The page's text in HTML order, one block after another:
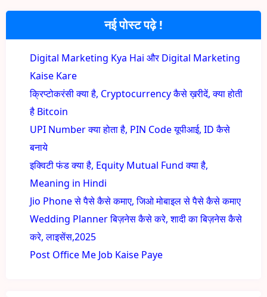
नई पोस्ट पढ़े !
Digital Marketing Kya Hai और Digital Marketing
Kaise Kare
क्रिप्टोकरंसी क्या है, Cryptocurrency कैसे ख़रीदें, क्या होती
है Bitcoin
UPI Number क्या होता है, PIN Code यूपीआई, ID कैसे
बनाये
इक्विटी फंड क्या है, Equity Mutual Fund क्या है,
Meaning in Hindi
Jio Phone से पैसे कैसे कमाए, जिओ मोबाइल से पैसे कैसे कमाए
Wedding Planner बिज़नेस कैसे करे, शादी का बिज़नेस कैसे
करे, लाइसेंस,2025
Post Office Me Job Kaise Paye